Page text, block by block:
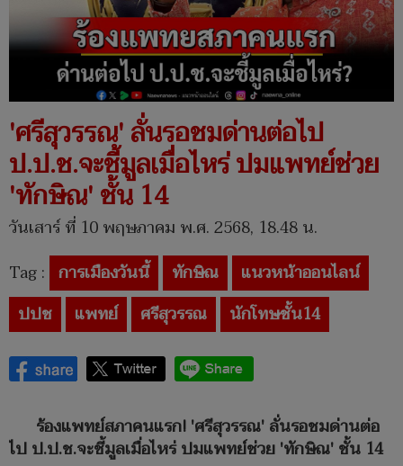
'ศรีสุวรรณ' ลั่นรอชมด่านต่อไป
ป.ป.ช.จะชี้มูลเมื่อไหร่ ปมแพทย์ช่วย
'ทักษิณ' ชั้น 14
วันเสาร์ ที่ 10 พฤษภาคม พ.ศ. 2568, 18.48 น.
Tag : การเมืองวันนี้ ทักษิณ
แนวหน้าออนไลน์
ปปช
แพทย์ ศรีสุวรรณ นักโทษชั้น14
ร้องแพทย์สภาคนแรก! 'ศรีสุวรรณ' ลั่นรอชมด่านต่อ
ไป ป.ป.ช.จะชี้มูลเมื่อไหร่ ปมแพทย์ช่วย 'ทักษิณ' ชั้น 14